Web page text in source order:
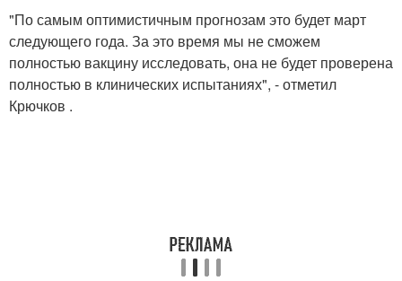
"По самым оптимистичным прогнозам это будет март
следующего года. За это время мы не сможем
полностью вакцину исследовать, она не будет проверена
полностью в клинических испытаниях", - отметил
Крючков .